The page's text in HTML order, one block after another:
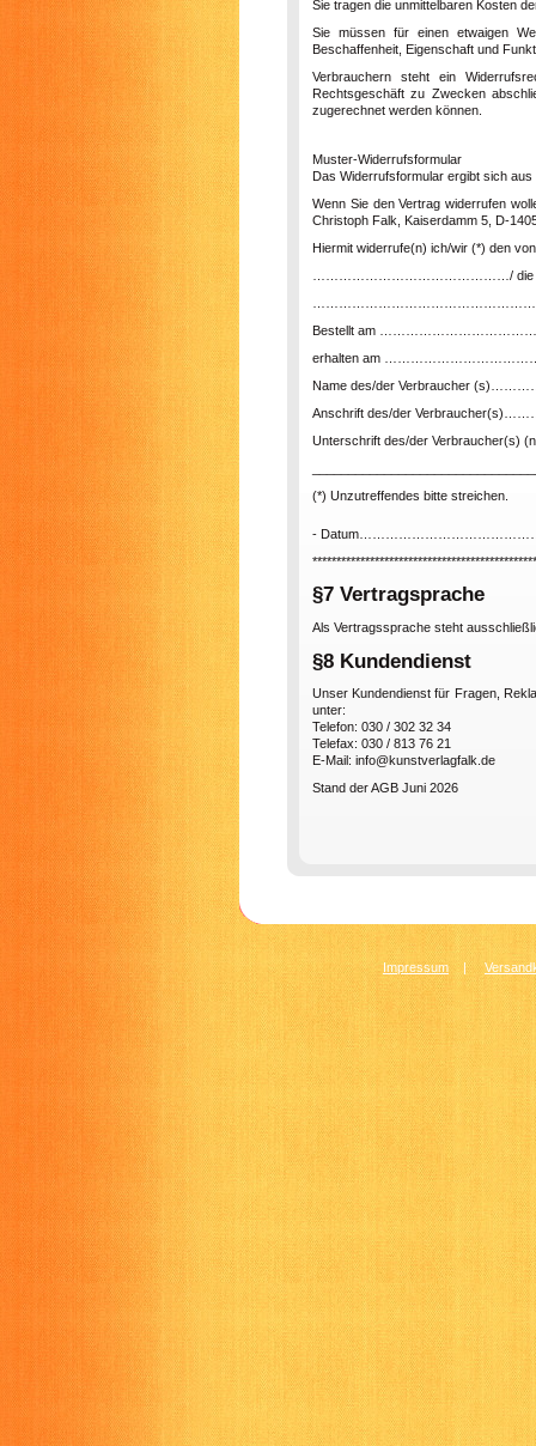
Sie tragen die unmittelbaren Kosten
Sie müssen für einen etwaigen
Beschaffenheit, Eigenschaft und
Verbrauchern steht ein
Rechtsgeschäft zu Zwecken
zugerechnet werden können.
Muster-Widerrufsformular
Das Widerrufsformular ergibt sich
Wenn Sie den Vertrag widerrufen
Christoph Falk, Kaiserdamm 5, D-
Hiermit widerrufe(n) ich/wir (*) den
………………………………………/ die
Bestellt am
erhalten am
Name des/der Verbraucher
Anschrift des/der
Unterschrift des/der Verbraucher(s)
(*) Unzutreffendes bitte streichen.
-
§7 Vertragsprache
Als Vertragssprache steht
§8 Kundendienst
Unser Kundendienst für Fragen,
unter:
Telefon: 030 / 302 32 34
Telefax: 030 / 813 76 21
E-Mail: info@kunstverlagfalk.de
Stand der AGB Juni 2026
Impressum |